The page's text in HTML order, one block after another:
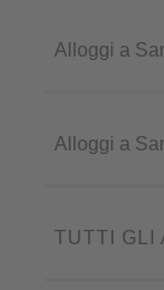
Alloggi a
Alloggi a
TUTTI